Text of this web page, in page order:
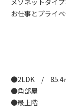
メゾネットタイ
お仕事とプライ
●2LDK / 85.4
●角部屋
●最上階